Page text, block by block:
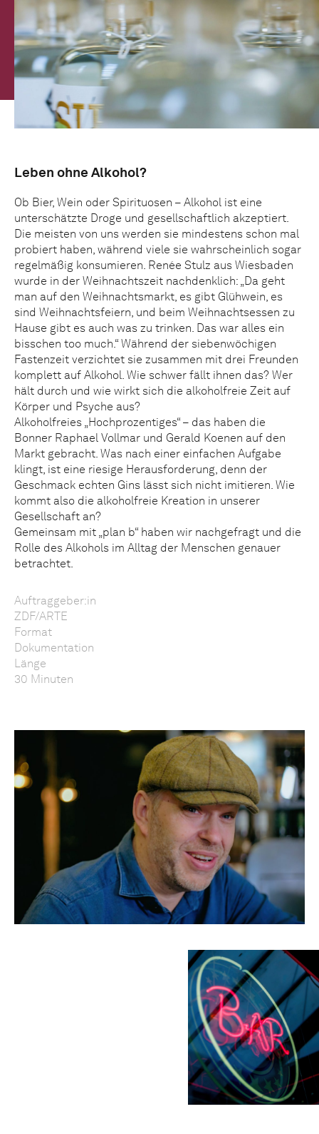
Leben ohne Alkohol?
Ob Bier, Wein oder Spirituosen – Alkohol ist eine
unterschätzte Droge und gesellschaftlich akzeptiert.
Die meisten von uns werden sie mindestens schon mal
probiert haben, während viele sie wahrscheinlich sogar
regelmäßig konsumieren. Renée Stulz aus Wiesbaden
wurde in der Weihnachtszeit nachdenklich: „Da geht
man auf den Weihnachtsmarkt, es gibt Glühwein, es
sind Weihnachtsfeiern, und beim Weihnachtsessen zu
Hause gibt es auch was zu trinken. Das war alles ein
bisschen too much.“ Während der siebenwöchigen
Fastenzeit verzichtet sie zusammen mit drei Freunden
komplett auf Alkohol. Wie schwer fällt ihnen das? Wer
hält durch und wie wirkt sich die alkoholfreie Zeit auf
Körper und Psyche aus?
Alkoholfreies „Hochprozentiges“ – das haben die
Bonner Raphael Vollmar und Gerald Koenen auf den
Markt gebracht. Was nach einer einfachen Aufgabe
klingt, ist eine riesige Herausforderung, denn der
Geschmack echten Gins lässt sich nicht imitieren. Wie
kommt also die alkoholfreie Kreation in unserer
Gesellschaft an?
Gemeinsam mit „plan b“ haben wir nachgefragt und die
Rolle des Alkohols im Alltag der Menschen genauer
betrachtet.
Auftraggeber:in
ZDF/ARTE
Format
Dokumentation
Länge
30 Minuten